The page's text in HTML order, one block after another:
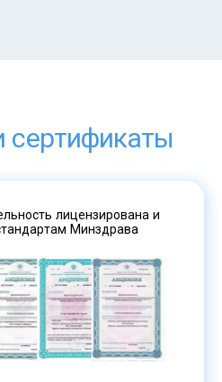
сертификаты
лицензирована и
Минздрава